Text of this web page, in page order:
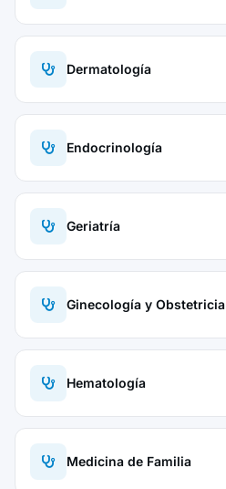
Dermatología
Endocrinología
Geriatría
Ginecología y Obstetricia
Hematología
Medicina de Familia